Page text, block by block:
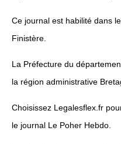
Ce journal est habilité dans
Finistère.
La Préfecture du
la région administrative
Choisissez Legalesflex.fr
le journal Le Poher Hebdo.